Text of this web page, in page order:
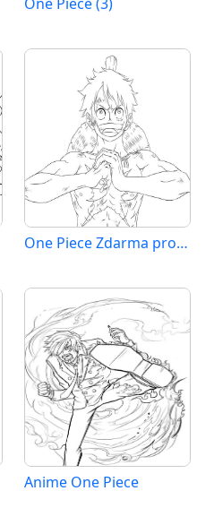
One Piece Zdarma pro Děti
Anime One Piece